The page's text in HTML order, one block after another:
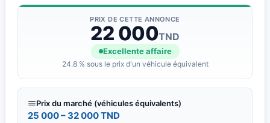
PRIX DE CETTE ANNONCE
22 000TND
Excellente affaire
24.8 % sous le prix d'un véhicule équivalent
Prix du marché (véhicules équivalents)
25 000 – 32 000 TND